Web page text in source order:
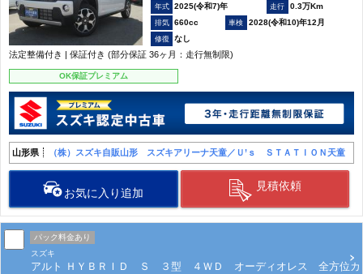
2025(令和7)年
0.3万Km
660cc
2028(令和10)年12月
なし
法定整備付き | 保証付き (部分保証 36ヶ月：走行無制限)
OK保証プレミアム
山形県 （株）スズキ自販山形 スズキアリーナ天童／Ｕ’ｓ ＳＴＡＴＩＯＮ天童
お気に入り追加
見積依頼
パック料金あり
スズキ
アルト ＨＹＢＲＩＤ Ｓ ３型 ４ＷＤ オーディオレス 全方位カ